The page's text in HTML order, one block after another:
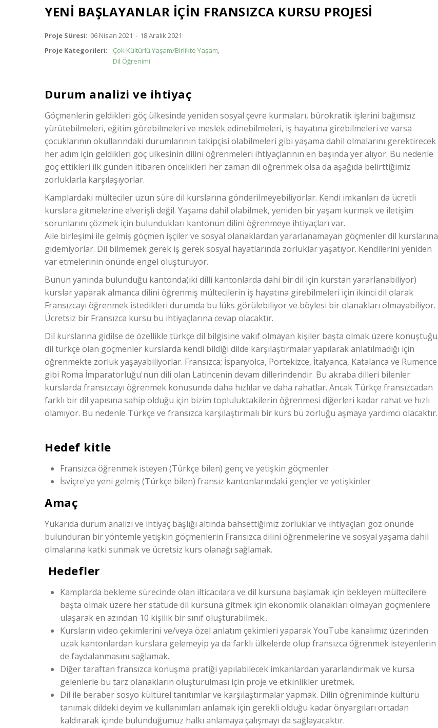
YENİ BAŞLAYANLAR İÇİN FRANSIZCA KURSU PROJESİ
Proje Süresi 06 Nisan 2021 - 18 Aralık 2021
Proje Kategorileri
Çok Kültürlü Yaşam/Birlikte Yaşam
Dil Öğrenimi
Durum analizi ve ihtiyaç
Göçmenlerin geldikleri göç ülkesinde yeniden sosyal çevre kurmaları, bürokratik işlerini bağımsız
yürütebilmeleri, eğitim görebilmeleri ve meslek edinebilmeleri, iş hayatına girebilmeleri ve varsa
çocuklarının okullarındaki durumlarının takipçisi olabilmeleri gibi yaşama dahil olmalarını gerektirecek
her adım için geldikleri göç ülkesinin dilini öğrenmeleri ihtiyaçlarının en başında yer alıyor. Bu nedenle
göç ettikleri ilk günden itibaren öncelikleri her zaman dil öğrenmek olsa da aşağıda belirttiğimiz
zorluklarla karşılaşıyorlar.
Kamplardaki mülteciler uzun süre dil kurslarına gönderilmeyebiliyorlar. Kendi imkanları da ücretli
kurslara gitmelerine elverişli değil. Yaşama dahil olabilmek, yeniden bir yaşam kurmak ve iletişim
sorunlarını çözmek için bulundukları kantonun dilini öğrenmeye ihtiyaçları var.
Aile birleşimi ile gelmiş göçmen işçiler ve sosyal olanaklardan yararlanamayan göçmenler dil kurslarına
gidemiyorlar. Dil bilmemek gerek iş gerek sosyal hayatlarında zorluklar yaşatıyor. Kendilerini yeniden
var etmelerinin önünde engel oluşturuyor.
Bunun yanında bulunduğu kantonda(iki dilli kantonlarda dahi bir dil için kurstan yararlanabiliyor)
kurslar yaparak almanca dilini öğrenmiş mültecilerin iş hayatına girebilmeleri için ikinci dil olarak
Fransızcayı öğrenmek istedikleri durumda bu lüks görülebiliyor ve böylesi bir olanakları olmayabiliyor.
Ücretsiz bir Fransızca kursu bu ihtiyaçlarına cevap olacaktır.
Dil kurslarına gidilse de özellikle türkçe dil bilgisine vakıf olmayan kişiler başta olmak üzere konuştuğu
dil türkçe olan göçmenler kurslarda kendi bildiği dilde karşılaştırmalar yapılarak anlatılmadığı için
öğrenmekte zorluk yaşayabiliyorlar. Fransızca; İspanyolca, Portekizce, İtalyanca, Katalanca ve Rumence
gibi Roma İmparatorluğu'nun dili olan Latincenin devam dillerindendir. Bu akraba dilleri bilenler
kurslarda fransızcayı öğrenmek konusunda daha hızlılar ve daha rahatlar. Ancak Türkçe fransızcadan
farklı bir dil yapısına sahip olduğu için bizim topluluktakilerin öğrenmesi diğerleri kadar rahat ve hızlı
olamıyor. Bu nedenle Türkçe ve fransızca karşılaştırmalı bir kurs bu zorluğu aşmaya yardımcı olacaktır.
Hedef kitle
Fransızca öğrenmek isteyen (Türkçe bilen) genç ve yetişkin göçmenler
İsviçre'ye yeni gelmiş (Türkçe bilen) fransız kantonlarındaki gençler ve yetişkinler
Amaç
Yukarıda durum analizi ve ihtiyaç başlığı altında bahsettiğimiz zorluklar ve ihtiyaçları göz önünde
bulunduran bir yöntemle yetişkin göçmenlerin Fransızca dilini öğrenmelerine ve sosyal yaşama dahil
olmalarına katki sunmak ve ücretsiz kurs olanağı sağlamak.
Hedefler
Kamplarda bekleme sürecinde olan ilticacılara ve dil kursuna başlamak için bekleyen mültecilere
başta olmak üzere her statüde dil kursuna gitmek için ekonomik olanakları olmayan göçmenlere
ulaşarak en azından 10 kişilik bir sınıf oluşturabilmek..
Kursların video çekimlerini ve/veya özel anlatım çekimleri yaparak YouTube kanalımız üzerinden
uzak kantonlardan kurslara gelemeyip ya da farklı ülkelerde olup fransızca öğrenmek isteyenlerin
de faydalanmasını sağlamak.
Diğer taraftan fransızca konuşma pratiği yapılabilecek imkanlardan yararlandırmak ve kursa
gelenlerle bu tarz olanakların oluşturulması için proje ve etkinlikler üretmek.
Dil ile beraber sosyo kültürel tanıtımlar ve karşılaştırmalar yapmak. Dilin öğreniminde kültürü
tanımak dildeki deyim ve kullanımları anlamak için gerekli olduğu kadar önyargıları ortadan
kaldırarak içinde bulunduğumuz halkı anlamaya çalışmayı da sağlayacaktır.